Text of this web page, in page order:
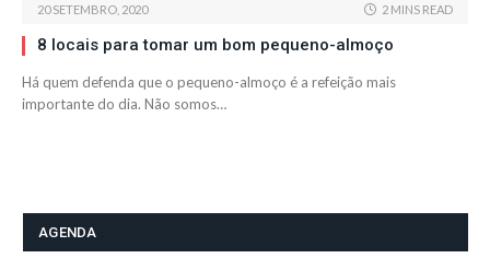
20 SETEMBRO, 2020 2 MINS READ
8 locais para tomar um bom pequeno-almoço
Há quem defenda que o pequeno-almoço é a refeição mais
importante do dia. Não somos…
AGENDA